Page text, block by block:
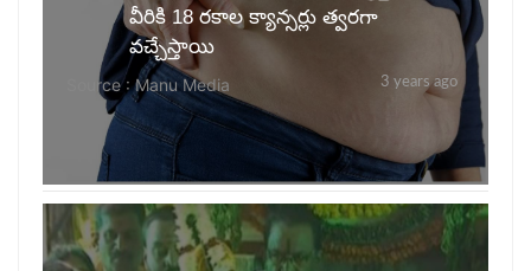
వీరికి 18 రకాల క్యాన్సర్లు త్వరగా
వచ్చేస్తాయి
Source : Manu Media 3 years ago